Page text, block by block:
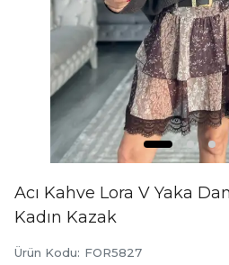
Acı Kahve Lora V Yaka
Kadın Kazak
Ürün Kodu: FOR5827